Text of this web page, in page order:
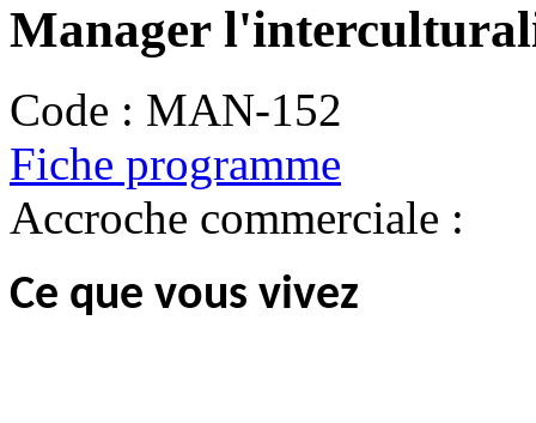
Manager
Code : MAN-152
Fiche programme
Accroche commerciale :
Ce que vous vivez